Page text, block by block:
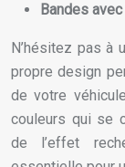
Bandes
N’hésitez pas à
propre design
de votre
couleurs qui se
de l’effet